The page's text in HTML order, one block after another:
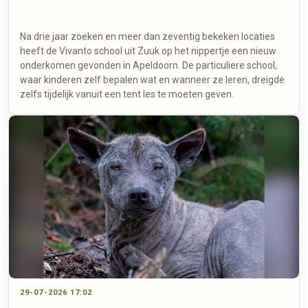
Na drie jaar zoeken en meer dan zeventig bekeken locaties
heeft de Vivanto school uit Zuuk op het nippertje een nieuw
onderkomen gevonden in Apeldoorn. De particuliere school,
waar kinderen zelf bepalen wat en wanneer ze leren, dreigde
zelfs tijdelijk vanuit een tent les te moeten geven.
29-07-2026 17:02